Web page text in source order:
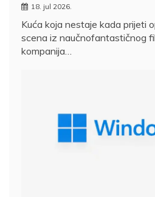
18. jul 2026.
Kuća koja nestaje kada prijeti
scena iz naučnofantastičnog
kompanija…